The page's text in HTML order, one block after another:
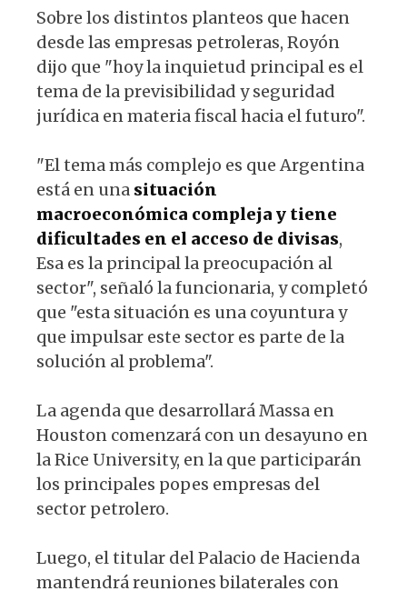
Sobre los distintos planteos que hacen
desde las empresas petroleras, Royón
dijo que "hoy la inquietud principal es el
tema de la previsibilidad y seguridad
jurídica en materia fiscal hacia el futuro".
"El tema más complejo es que Argentina
está en una situación
macroeconómica compleja y tiene
dificultades en el acceso de divisas,
Esa es la principal la preocupación al
sector", señaló la funcionaria, y completó
que "esta situación es una coyuntura y
que impulsar este sector es parte de la
solución al problema".
La agenda que desarrollará Massa en
Houston comenzará con un desayuno en
la Rice University, en la que participarán
los principales popes empresas del
sector petrolero.
Luego, el titular del Palacio de Hacienda
mantendrá reuniones bilaterales con